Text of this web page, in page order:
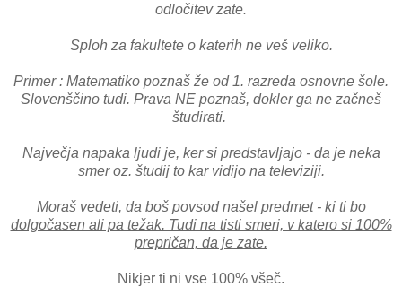
odločitev zate.
Sploh za fakultete o katerih ne veš veliko.
Primer : Matematiko poznaš že od 1. razreda osnovne šole.
Slovenščino tudi. Prava NE poznaš, dokler ga ne začneš
študirati.
Največja napaka ljudi je, ker si predstavljajo - da je neka
smer oz. študij to kar vidijo na televiziji.
Moraš vedeti, da boš povsod našel predmet - ki ti bo
dolgočasen ali pa težak. Tudi na tisti smeri, v katero si 100%
prepričan, da je zate.
Nikjer ti ni vse 100% všeč.